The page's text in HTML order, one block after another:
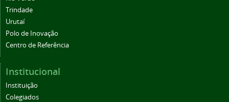
Trindade
Urutaí
Polo de Inovação
Centro de Referência
Institucional
Instituição
Colegiados